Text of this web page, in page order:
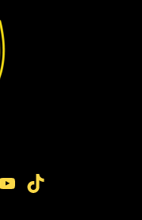
YouTube TikTok